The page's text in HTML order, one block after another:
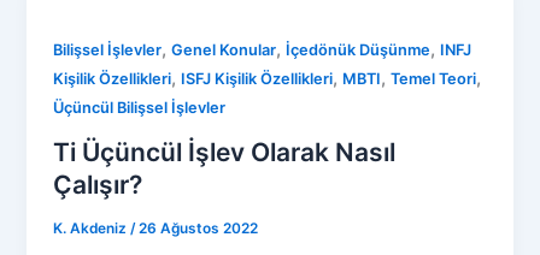
Bilişsel İşlevler,Genel Konular, İçedönük Düşünme, INFJ
Kişilik Özellikleri, ISFJ Kişilik Özellikleri, MBTI,Temel Teori,
Üçüncül Bilişsel İşlevler
Ti Üçüncül İşlev Olarak Nasıl
Çalışır?
K. Akdeniz /26 Ağustos 2022